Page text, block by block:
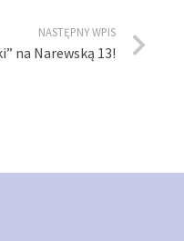
NASTĘPNY WPIS
na Narewską 13!